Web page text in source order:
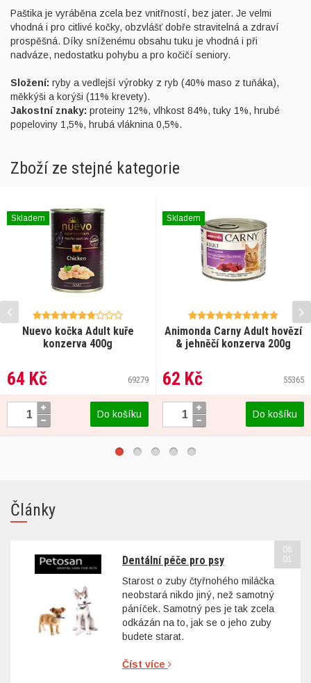
Paštika je vyráběna zcela bez vnitřností, bez jater. Je velmi
vhodná i pro citlivé kočky, obzvlášť dobře stravitelná a zdraví
prospěšná. Díky sníženému obsahu tuku je vhodná i při
nadváze, nedostatku pohybu a pro kočičí seniory.
Složení: ryby a vedlejší výrobky z ryb (40% maso z tuňáka),
měkkýši a korýši (11% krevety).
Jakostní znaky: proteiny 12%, vlhkost 84%, tuky 1%, hrubé
popeloviny 1,5%, hrubá vláknina 0,5%.
Zboží ze stejné kategorie
Nuevo kočka Adult kuře
konzerva 400g
64 Kč 69279
Skladem
Do košíku
Animonda Carny Adult hovězí
& jehněčí konzerva 200g
62 Kč 55365
Skladem
Do košíku
Články
Dentální péče pro psy
Starost o zuby čtyřnohého miláčka
neobstará nikdo jiný, než samotný
páníček. Samotný pes je tak zcela
odkázán na to, jak se o jeho zuby
budete starat.
Číst více
06
01